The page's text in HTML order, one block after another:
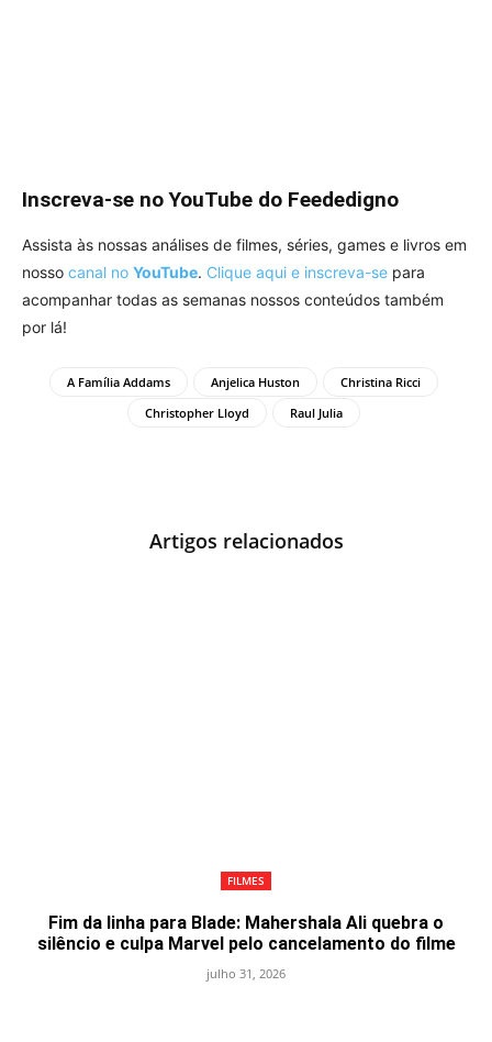
Inscreva-se no YouTube do Feededigno
Assista às nossas análises de filmes, séries, games e livros em
nosso canal no YouTube. Clique aqui e inscreva-se para
acompanhar todas as semanas nossos conteúdos também
por lá!
A Família Addams Anjelica Huston
Christina Ricci
Christopher Lloyd
Raul Julia
Artigos relacionados
FILMES
Fim da linha para Blade: Mahershala Ali quebra o
silêncio e culpa Marvel pelo cancelamento do filme
julho 31, 2026